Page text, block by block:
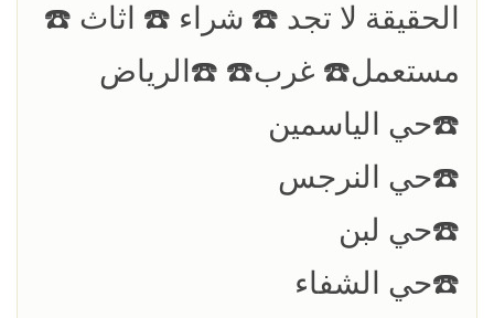
الحقيقة لا تجد ☎️ شراء ☎️ اثاث ☎️
مستعمل☎️ غرب☎️ ☎️الرياض
☎️حي الياسمين
☎️حي النرجس
☎️حي لبن
☎️حي الشفاء